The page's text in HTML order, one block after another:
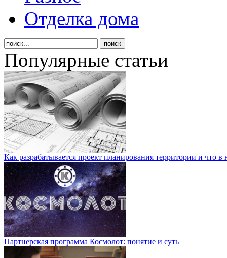
Отделка дома
Популярные статьи
Как разрабатывается проект планирования территории и что в
Партнерская программа Космолот: понятие и суть